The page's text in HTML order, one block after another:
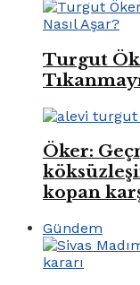
Turgut
Öker:
kopan
Gündem